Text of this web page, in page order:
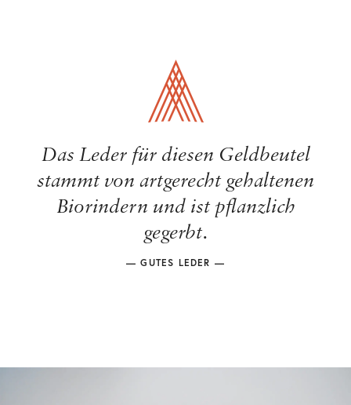
Das Leder für diesen Geldbeutel
stammt von artgerecht gehaltenen
Biorindern und ist pflanzlich
gegerbt.
— GUTES LEDER —